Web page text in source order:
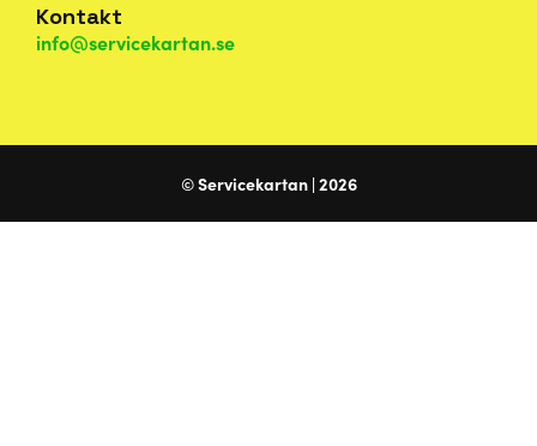
Kontakt
info@servicekartan.se
© Servicekartan | 2026